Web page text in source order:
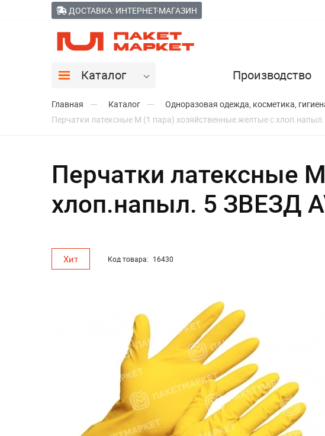
ДОСТАВКА: ИНТЕРНЕТ-МАГАЗИН
Каталог Производство
Главная Каталог Одноразовая одежда, косметика,
Перчатки латексные M (1 пара) хозяйственные желтые с
Перчатки латексные
хлоп.напыл. 5 ЗВЕЗД
Хит Код товара: 16430